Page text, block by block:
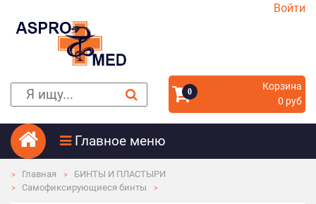
Войти
0
Корзина
0 руб
Главное меню
Главная
БИНТЫ И ПЛАСТЫРИ
Самофиксирующиеся бинты